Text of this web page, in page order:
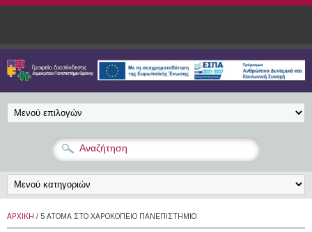
Παράκαμψη προς το κυρίως περιεχόμενο
ΑΡΧΙΚΉ / 5 ΆΤΟΜΑ ΣΤΟ ΧΑΡΟΚΌΠΕΙΟ ΠΑΝΕΠΙΣΤΉΜΙΟ